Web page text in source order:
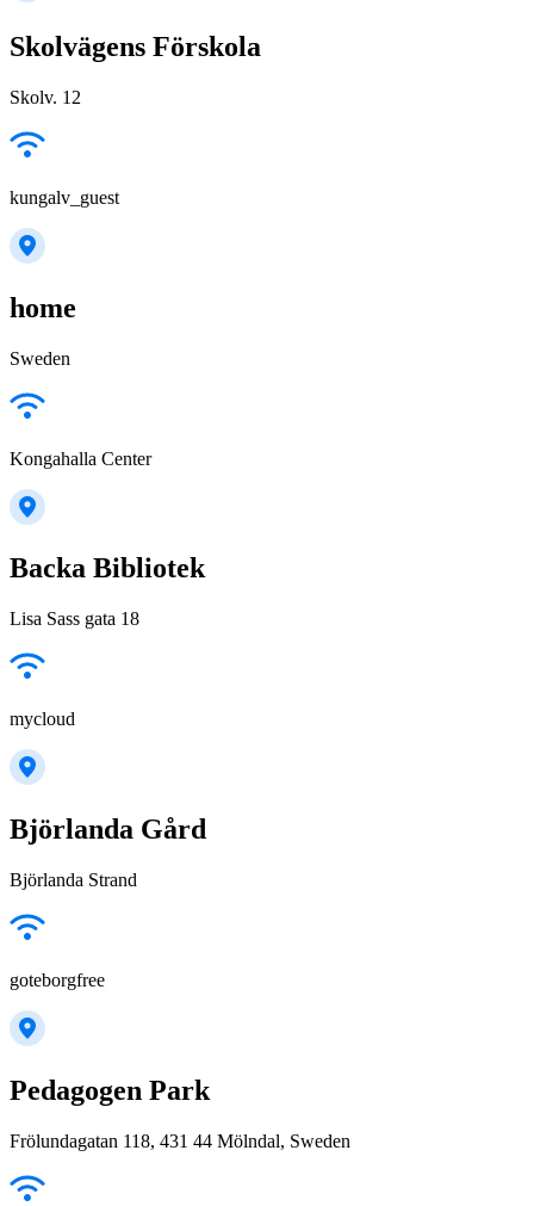
Skolvägens Förskola
Skolv. 12
kungalv_guest
home
Sweden
Kongahalla Center
Backa Bibliotek
Lisa Sass gata 18
mycloud
Björlanda Gård
Björlanda Strand
goteborgfree
Pedagogen Park
Frölundagatan 118, 431 44 Mölndal, Sweden